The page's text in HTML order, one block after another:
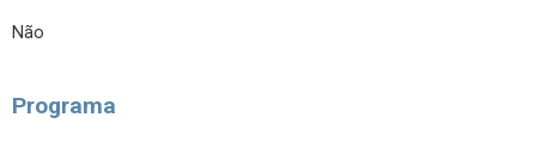
Não
Programa